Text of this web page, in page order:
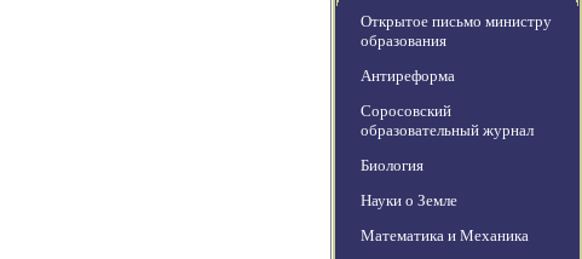
Открытое письмо министру
образования
Антиреформа
Соросовский
образовательный журнал
Биология
Науки о Земле
Математика и Механика